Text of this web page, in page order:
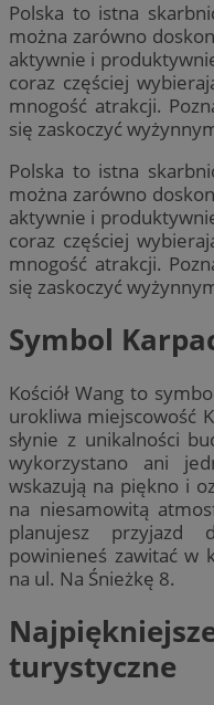
Polska to istna
można zarówno
aktywnie i
coraz częściej
mnogość atrakcji.
się zaskoczyć
Polska to istna
można zarówno
aktywnie i
coraz częściej
mnogość atrakcji.
się zaskoczyć
Symbol
Kościół Wang to
urokliwa miejscowość
słynie z unikalności
wykorzystano ani
wskazują na piękno i
na niesamowitą
planujesz przyjazd
powinieneś zawitać w
na ul. Na Śnieżkę 8.
turystyczne